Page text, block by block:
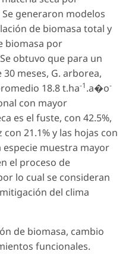
generaron modelos
de biomasa total y
biomasa por
obtuvo que para un
meses, G. arborea,
18.8 t.ha-1.a�o-
con mayor
es el fuste, con 42.5%,
21.1% y las hojas con
especie muestra mayor
el proceso de
lo cual se consideran
del clima
de biomasa, cambio
funcionales.